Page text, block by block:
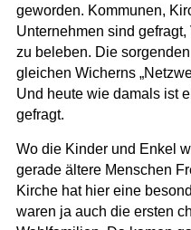
geworden. Kommunen,
Unternehmen sind
zu beleben. Die
gleichen Wicherns
Und heute wie damals ist
gefragt.
Wo die Kinder und Enkel
gerade ältere Menschen
Kirche hat hier eine
waren ja auch die ersten